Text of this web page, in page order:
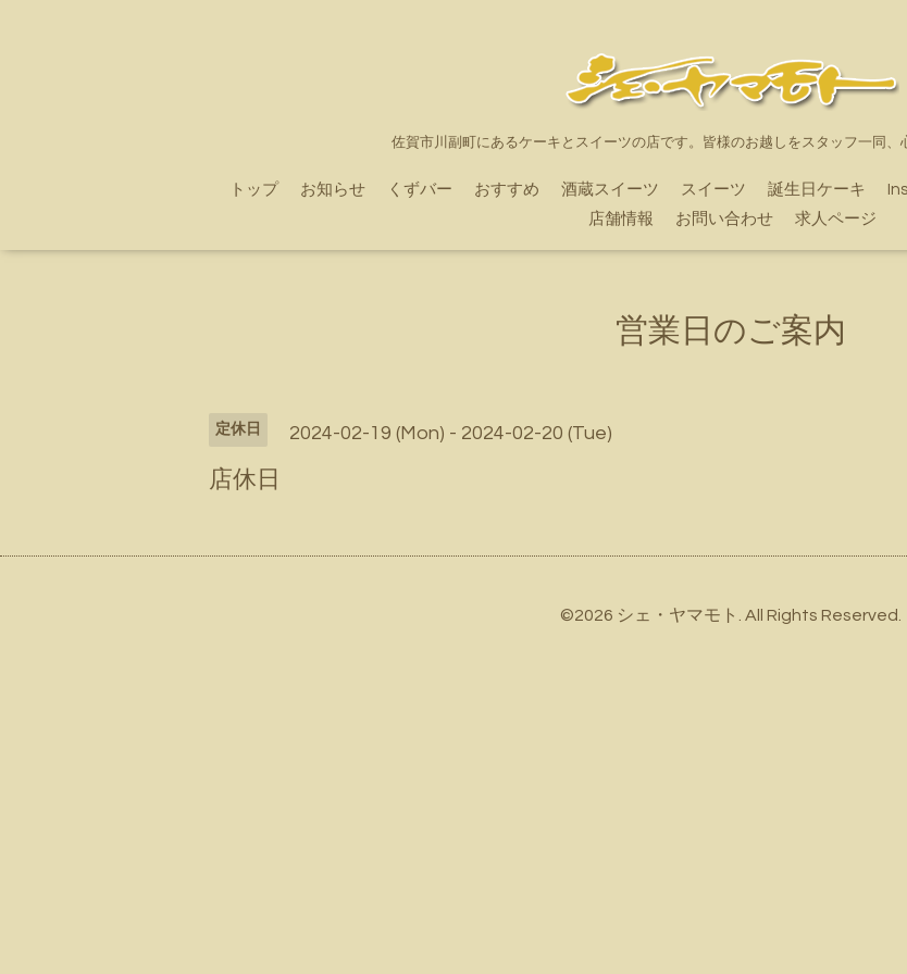
佐賀市川副町にあるケーキとスイーツの店です。皆様のお越しをスタッフ一同、
トップ お知らせ くずバー おすすめ 酒蔵スイーツ スイーツ 誕生日ケーキ
店舗情報
お問い合わせ 求人ページ
営業日のご案内
定休日 2024-02-19 (Mon) - 2024-02-20 (Tue)
店休日
©2026 シェ・ヤマモト . All Rights Reserved.